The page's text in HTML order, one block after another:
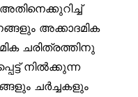
അക്കാദമിക
ചരിത്രത്തിനു
നിൽക്കുന്ന
ചർച്ചകളും